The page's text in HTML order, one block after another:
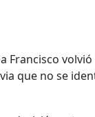
Francisco
que no se